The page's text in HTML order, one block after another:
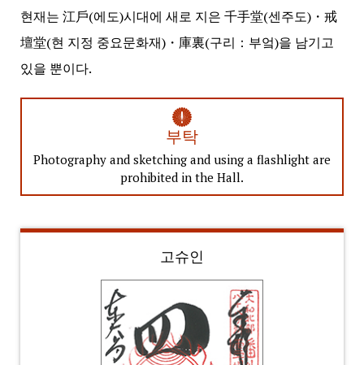
현재는 江戶(에도)시대에 새로 지은 千手堂(센주도)・戒
壇堂(현 지정 중요문화재)・庫裏(구리：부엌)을 남기고
있을 뿐이다.
부탁
Photography and sketching and using a flashlight are
prohibited in the Hall.
고슈인